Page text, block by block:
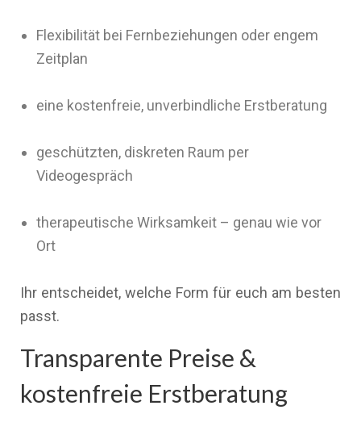
Flexibilität bei Fernbeziehungen oder engem
Zeitplan
eine kostenfreie, unverbindliche Erstberatung
geschützten, diskreten Raum per
Videogespräch
therapeutische Wirksamkeit – genau wie vor
Ort
Ihr entscheidet, welche Form für euch am besten
passt.
Transparente Preise &
kostenfreie Erstberatung